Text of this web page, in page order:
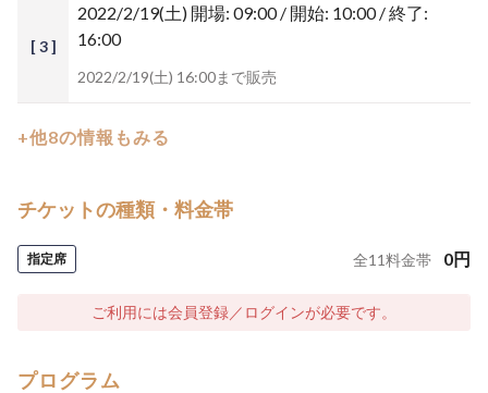
[ 3 ]
2022/2/19(土) 開場: 09:00 / 開始: 10:00 / 終了:
16:00
2022/2/19(土) 16:00まで販売
+他8の情報もみる
チケットの種類・料金帯
指定席 全11料金帯 0円
ご利用には会員登録／ログインが必要です。
プログラム